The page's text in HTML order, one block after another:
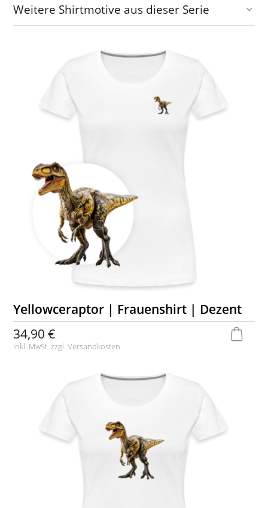
Weitere Shirtmotive aus dieser Serie
Yellowceraptor | Frauenshirt | Dezent
34,90 €
inkl. MwSt. zzgl.Versandkosten